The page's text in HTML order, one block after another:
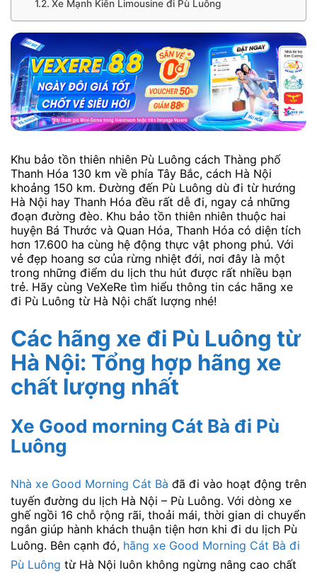
Xe Mạnh Kiên Limousine đi Pù Luông
Khu bảo tồn thiên nhiên Pù Luông cách Thàng phố
Thanh Hóa 130 km về phía Tây Bắc, cách Hà Nội
khoảng 150 km. Đường đến Pù Luông dù đi từ hướng
Hà Nội hay Thanh Hóa đều rất dễ đi, ngay cả những
đoạn đường đèo. Khu bảo tồn thiên nhiên thuộc hai
huyện Bá Thước và Quan Hóa, Thanh Hóa có diện tích
hơn 17.600 ha cùng hệ động thực vật phong phú. Với
vẻ đẹp hoang sơ của rừng nhiệt đới, nơi đây là một
trong những điểm du lịch thu hút được rất nhiều bạn
trẻ. Hãy cùng VeXeRe tìm hiểu thông tin các hãng xe
đi Pù Luông từ Hà Nội chất lượng nhé!
Các hãng xe đi Pù Luông từ
Hà Nội: Tổng hợp hãng xe
chất lượng nhất
Xe Good morning Cát Bà đi Pù
Luông
Nhà xe Good Morning Cát Bà đã đi vào hoạt động trên
tuyến đường du lịch Hà Nội – Pù Luông. Với dòng xe
ghế ngồi 16 chỗ rộng rãi, thoải mái, thời gian di chuyển
ngắn giúp hành khách thuận tiện hơn khi đi du lịch Pù
Luông. Bên cạnh đó, hãng xe Good Morning Cát Bà đi
Pù Luông từ Hà Nội luôn không ngừng nâng cao chất